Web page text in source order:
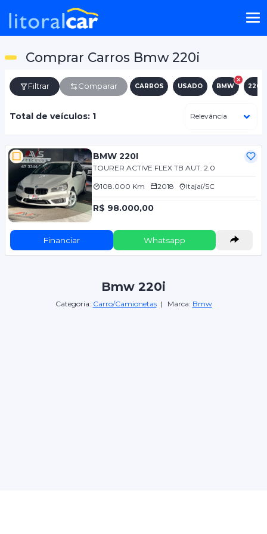
Comprar Carros Bmw 220i
Filtrar Comparar CARROS USADO BMW 220I
Total de veículos: 1
BMW 220I
TOURER ACTIVE FLEX TB AUT. 2.0
108.000 Km 2018 Itajaí/SC
R$ 98.000,00
Financiar Whatsapp
Bmw 220i
Categoria: Carro/Camionetas| Marca: Bmw